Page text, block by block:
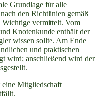
Grundlage für alle
den Richtlinien gemäß
Wichtige vermittelt. Vom
Knotenkunde enthält der
wissen sollte. Am Ende
und praktischen
wird; anschließend wird der
eine Mitgliedschaft